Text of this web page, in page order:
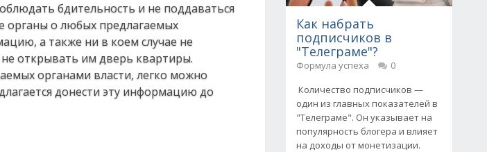
бдительность и не поддаваться
органы о любых предлагаемых
а также ни в коем случае не
открывать им дверь квартиры.
органами власти, легко можно
донести эту информацию до
Как набрать
подписчиков в
"Телеграме"?
Формула успеха
0
Количество подписчиков —
один из главных показателей в
"Телеграме". Он указывает на
популярность блогера и влияет
на доходы от монетизации.